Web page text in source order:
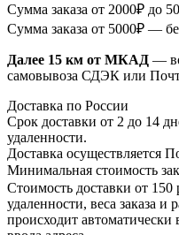
Сумма заказа от 2000₽ до
Сумма заказа от 5000₽ —
Далее 15 км от МКАД —
самовывоза СДЭК или
Доставка по России
Срок доставки от 2 до 14
удаленности.
Доставка осуществляется
Минимальная стоимость
Стоимость доставки от 150
удаленности, веса заказа и
происходит автоматически